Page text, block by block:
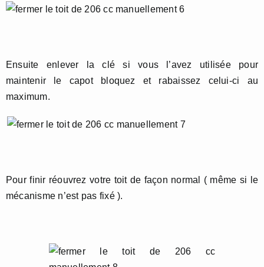
Ensuite enlever la clé si vous l’avez utilisée pour
maintenir le capot bloquez et rabaissez celui-ci au
maximum.
Pour finir réouvrez votre toit de façon normal ( même si le
mécanisme n’est pas fixé ).